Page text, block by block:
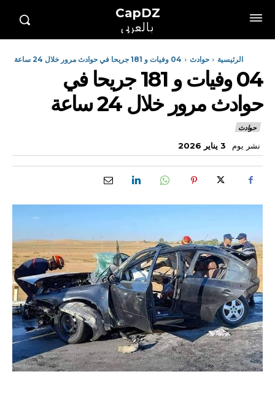
CapDZ
بالعربي
الرئيسية حوادث 04 وفيات و 181 جريحا في حوادث مرور خلال 24 ساعة
04 وفيات و 181 جريحا في
حوادث مرور خلال 24 ساعة
حوادث
نشر يوم 3 يناير 2026